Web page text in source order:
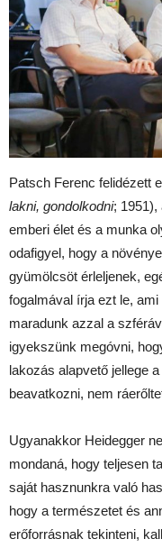
Patsch Ferenc felidézett
lakni, gondolkodni; 1951),
emberi élet és a munka
odafigyel, hogy a
gyümölcsöt érleljenek,
fogalmával írja ezt le,
maradunk azzal a
igyekszünk megóvni,
lakozás alapvető jellege
beavatkozni, nem
Ugyanakkor Heidegger
mondaná, hogy teljesen
saját hasznunkra való
hogy a természetet és
erőforrásnak tekinteni,